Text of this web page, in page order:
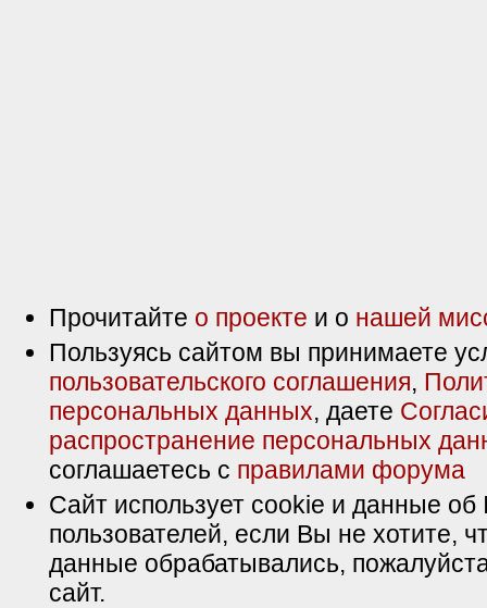
Прочитайте о проекте и о нашей
Пользуясь сайтом вы принимаете
пользовательского соглашения,
персональных данных, даете
распространение персональных
соглашаетесь с правилами форума
Сайт использует cookie и данные об
пользователей, если Вы не хотите,
данные обрабатывались,
сайт.